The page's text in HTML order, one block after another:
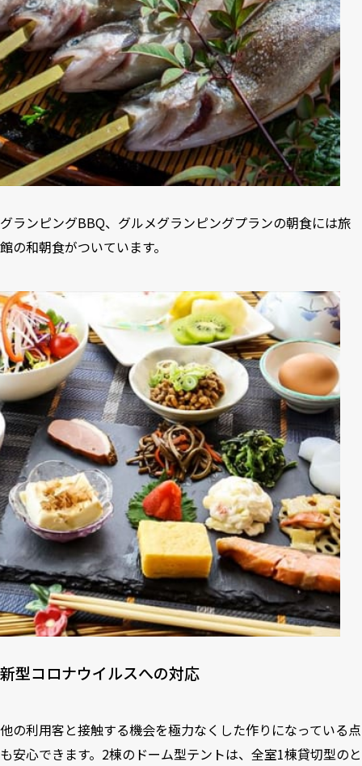
グランピングBBQ、グルメグランピングプランの朝食には旅
館の和朝食がついています。
新型コロナウイルスへの対応
他の利用客と接触する機会を極力なくした作りになっている点
も安心できます。2棟のドーム型テントは、全室1棟貸切型のと